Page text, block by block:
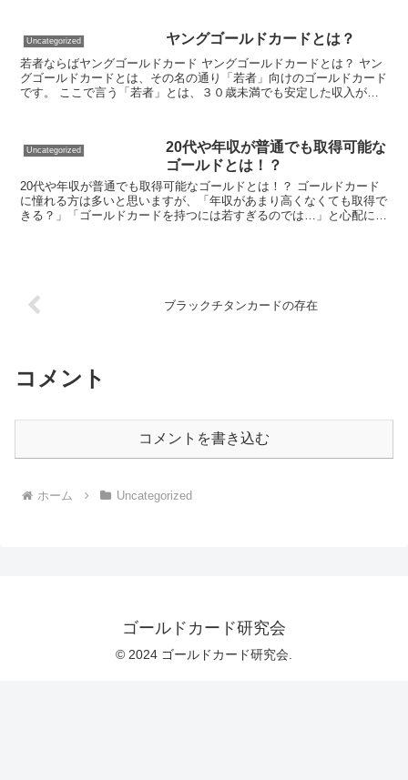
Uncategorized ヤングゴールドカードとは？
若者ならばヤングゴールドカード ヤングゴールドカードとは？ ヤン
グゴールドカードとは、その名の通り「若者」向けのゴールドカード
です。 ここで言う「若者」とは、３０歳未満でも安定した収入があ
Uncategorized
20代や年収が普通でも取得可能な
ゴールドとは！？
20代や年収が普通でも取得可能なゴールドとは！？ ゴールドカード
に憧れる方は多いと思いますが、「年収があまり高くなくても取得で
きる？」「ゴールドカードを持つには若すぎるのでは…」と心配に思
ブラックチタンカードの存在
コメント
コメントを書き込む
ホーム Uncategorized
ゴールドカード研究会
© 2024 ゴールドカード研究会.